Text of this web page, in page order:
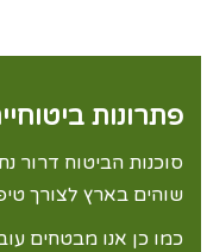
פתרונות
סוכנות הביטוח דרור
שוהים בארץ לצורך
כמו כן אנו מבטחים